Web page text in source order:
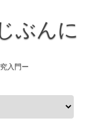
ぶんに
入門ー